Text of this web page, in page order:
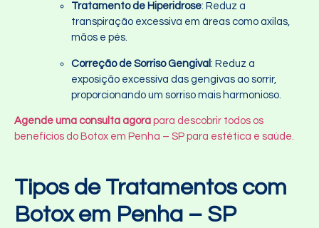
Tratamento de Hiperidrose: Reduz a
transpiração excessiva em áreas como axilas,
mãos e pés.
Correção de Sorriso Gengival : Reduz a
exposição excessiva das gengivas ao sorrir,
proporcionando um sorriso mais harmonioso.
Agende uma consulta agora para descobrir todos os
benefícios do Botox em Penha – SP para estética e saúde.
Tipos de Tratamentos com
Botox em Penha – SP